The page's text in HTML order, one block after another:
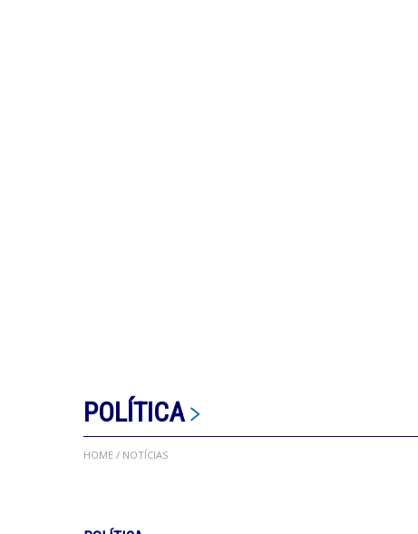
POLÍTICA
HOME / NOTÍCIAS